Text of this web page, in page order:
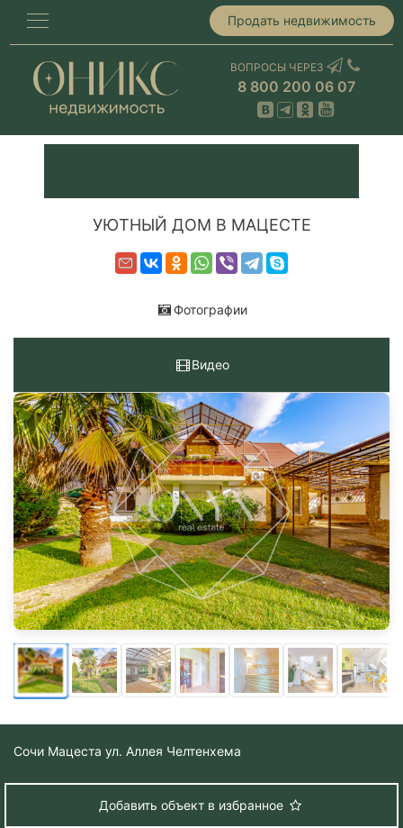
Продать недвижимость
ВОПРОСЫ ЧЕРЕЗ
8 800 200 06 07
УЮТНЫЙ ДОМ В МАЦЕСТЕ
Фотографии
Видео
Сочи Мацеста ул. Аллея Челтенхема
Добавить объект в избранное